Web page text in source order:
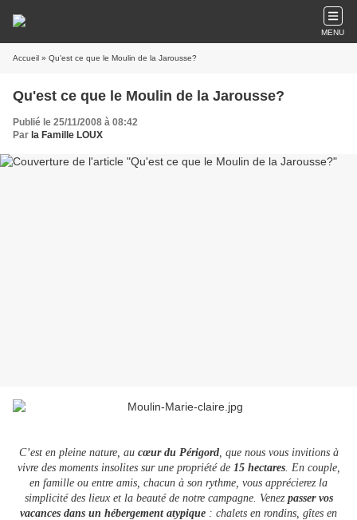
MENU
Accueil » Qu'est ce que le Moulin de la Jarousse?
Qu'est ce que le Moulin de la Jarousse?
Publié le 25/11/2008 à 08:42
Par la Famille LOUX
C’est en pleine nature, au cœur du Périgord, que nous vous invitions à
vivre des moments insolites sur une propriété de 15 hectares. En couple,
en famille ou entre amis, chacun à son rythme, vous apprécierez la
simplicité des lieux et la beauté de notre campagne. Venez passer vos
vacances dans un hébergement atypique : chalets en rondins, gîtes en